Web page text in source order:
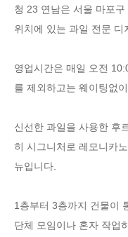
청 23 연남은 서울 마포
위치에 있는 과일 전문 디
영업시간은 매일 오전
를 제외하고는 웨이팅없
신선한 과일을 사용한 후
히 시그니처로 레모니카
뉴입니다.
1층부터 3층까지 건물이
단체 모임이나 혼자 작업